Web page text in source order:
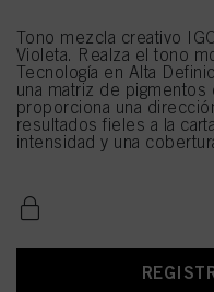
Tono mezcla creativo
Violeta. Realza el tono
Tecnología en Alta
una matriz de
proporciona una
resultados fieles a la
intensidad y una